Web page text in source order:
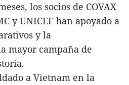
los socios de COVAX
y UNICEF han apoyado a
y la
mayor campaña de
a Vietnam en la